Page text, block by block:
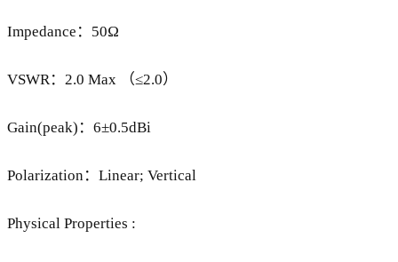
Impedance：50Ω
VSWR：2.0 Max （≤2.0）
Gain(peak)：6±0.5dBi
Polarization：Linear; Vertical
Physical Properties :